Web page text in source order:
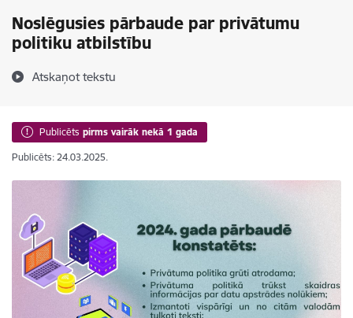
Noslēgusies pārbaude par privātumu
politiku atbilstību
Atskaņot tekstu
Publicēts pirms vairāk nekā 1 gada
Publicēts: 24.03.2025.